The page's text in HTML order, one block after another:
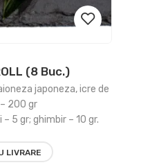
wishlist
(8 Buc.)
japoneza, icre de
200 gr
5 gr; ghimbir – 10 gr.
LIVRARE